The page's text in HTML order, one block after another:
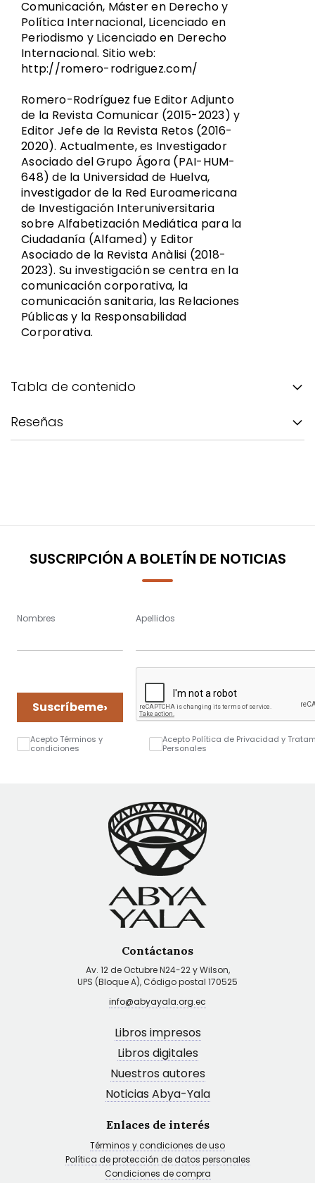
Comunicación, Máster en Derecho y
Política Internacional, Licenciado en
Periodismo y Licenciado en Derecho
Internacional. Sitio web:
http://romero-rodriguez.com/
Romero-Rodríguez fue Editor Adjunto
de la Revista Comunicar (2015-2023) y
Editor Jefe de la Revista Retos (2016-
2020). Actualmente, es Investigador
Asociado del Grupo Ágora (PAI-HUM-
648) de la Universidad de Huelva,
investigador de la Red Euroamericana
de Investigación Interuniversitaria
sobre Alfabetización Mediática para la
Ciudadanía (Alfamed) y Editor
Asociado de la Revista Anàlisi (2018-
2023). Su investigación se centra en la
comunicación corporativa, la
comunicación sanitaria, las Relaciones
Públicas y la Responsabilidad
Corporativa.
Tabla de contenido
Reseñas
SUSCRIPCIÓN A BOLETÍN DE NOTICIAS
Nombres Apellidos
Suscríbeme›
Acepto Términos y
condiciones
Acepto Política de Privacidad y
Personales
Contáctanos
Av. 12 de Octubre N24-22 y Wilson,
UPS (Bloque A), Código postal 170525
info@abyayala.org.ec
Libros impresos
Libros digitales
Nuestros autores
Noticias Abya-Yala
Enlaces de interés
Términos y condiciones de uso
Política de protección de datos personales
Condiciones de compra